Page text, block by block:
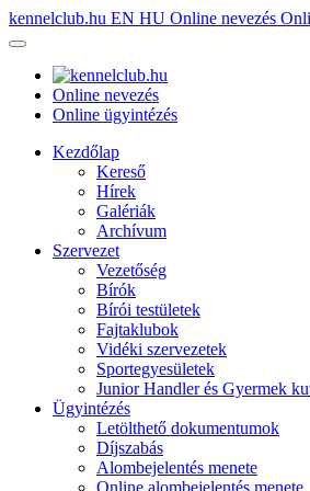
kennelclub.hu EN HU Online nevezés
Online nevezés
Online ügyintézés
Kezdőlap
Kereső
Hírek
Galériák
Archívum
Szervezet
Vezetőség
Bírók
Bírói testületek
Fajtaklubok
Vidéki szervezetek
Sportegyesületek
Junior Handler és Gyermek
Ügyintézés
Letölthető dokumentumok
Díjszabás
Alombejelentés menete
Online alombejelentés menete